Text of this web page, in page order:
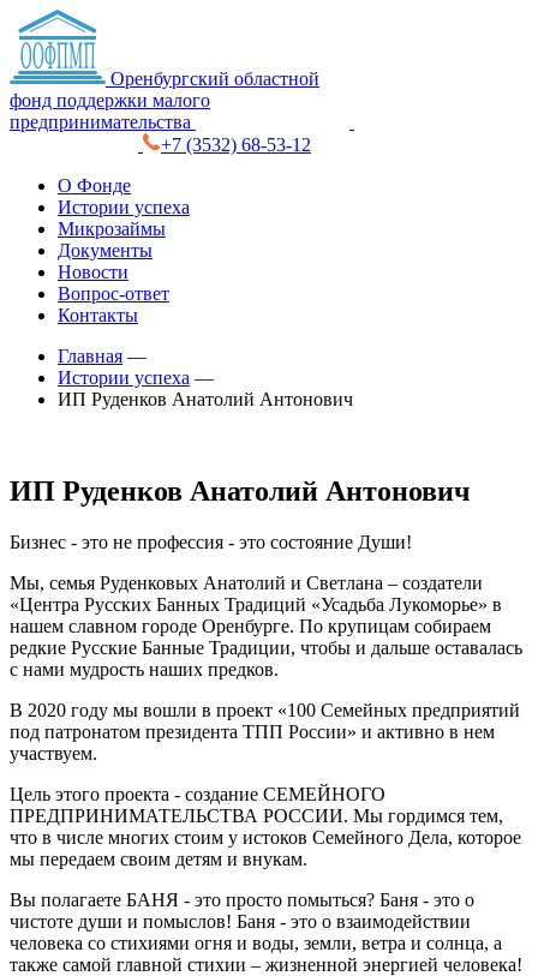
Оренбургский областной
фонд поддержки малого
предпринимательства
+7 (3532) 68-53-12
О Фонде
Истории успеха
Микрозаймы
Документы
Новости
Вопрос-ответ
Контакты
Главная —
Истории успеха —
ИП Руденков Анатолий Антонович
ИП Руденков Анатолий Антонович
Бизнес - это не профессия - это состояние Души!
Мы, семья Руденковых Анатолий и Светлана – создатели
«Центра Русских Банных Традиций «Усадьба Лукоморье» в
нашем славном городе Оренбурге. По крупицам собираем
редкие Русские Банные Традиции, чтобы и дальше оставалась
с нами мудрость наших предков.
В 2020 году мы вошли в проект «100 Семейных предприятий
под патронатом президента ТПП России» и активно в нем
участвуем.
Цель этого проекта - создание СЕМЕЙНОГО
ПРЕДПРИНИМАТЕЛЬСТВА РОССИИ. Мы гордимся тем,
что в числе многих стоим у истоков Семейного Дела, которое
мы передаем своим детям и внукам.
Вы полагаете БАНЯ - это просто помыться? Баня - это о
чистоте души и помыслов! Баня - это о взаимодействии
человека со стихиями огня и воды, земли, ветра и солнца, а
также самой главной стихии – жизненной энергией человека!